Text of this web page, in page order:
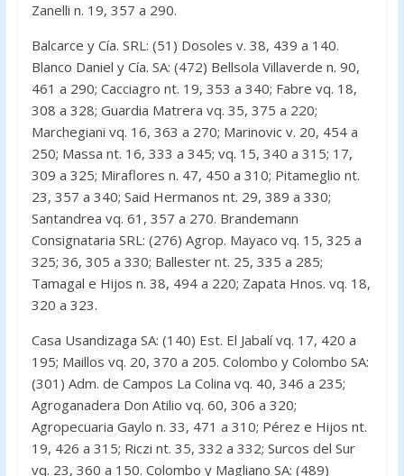
Zanelli n. 19, 357 a 290.
Balcarce y Cía. SRL: (51) Dosoles v. 38, 439 a 140.
Blanco Daniel y Cía. SA: (472) Bellsola Villaverde n. 90,
461 a 290; Cacciagro nt. 19, 353 a 340; Fabre vq. 18,
308 a 328; Guardia Matrera vq. 35, 375 a 220;
Marchegiani vq. 16, 363 a 270; Marinovic v. 20, 454 a
250; Massa nt. 16, 333 a 345; vq. 15, 340 a 315; 17,
309 a 325; Miraflores n. 47, 450 a 310; Pitameglio nt.
23, 357 a 340; Said Hermanos nt. 29, 389 a 330;
Santandrea vq. 61, 357 a 270. Brandemann
Consignataria SRL: (276) Agrop. Mayaco vq. 15, 325 a
325; 36, 305 a 330; Ballester nt. 25, 335 a 285;
Tamagal e Hijos n. 38, 494 a 220; Zapata Hnos. vq. 18,
320 a 323.
Casa Usandizaga SA: (140) Est. El Jabalí vq. 17, 420 a
195; Maillos vq. 20, 370 a 205. Colombo y Colombo SA:
(301) Adm. de Campos La Colina vq. 40, 346 a 235;
Agroganadera Don Atilio vq. 60, 306 a 320;
Agropecuaria Gaylo n. 33, 471 a 310; Pérez e Hijos nt.
19, 426 a 315; Riczi nt. 35, 332 a 332; Surcos del Sur
vq. 23, 360 a 150. Colombo y Magliano SA: (489)